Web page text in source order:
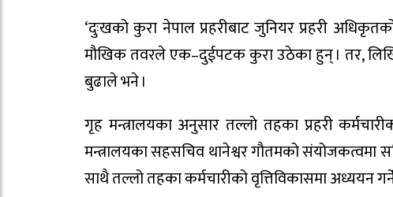
‘दुःखको कुरा नेपाल प्रहरीबाट जुनियर प्रहरी
मौखिक तवरले एक–दुईपटक कुरा उठेका हुन् । तर,
बुढाले भने ।
गृह मन्त्रालयका अनुसार तल्लो तहका प्रहरी
मन्त्रालयका सहसचिव थानेश्वर गौतमको संयोजकत्वमा
साथै तल्लो तहका कर्मचारीको वृत्तिविकासमा अध्ययन